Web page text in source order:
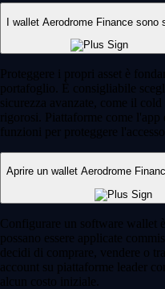
I wallet Aerodrome Finance sono
Proteggere i propri asset è
portafoglio. È consigliabile
sicurezza avanzate, come il
rigorosi. Piattaforme come
funzioni per proteggere
Aprire un wallet Aerodrome
Configurare un software wallet
possano essere applicate
decidi di comprare, vendere o
account su piattaforme leader
alcun costo iniziale.